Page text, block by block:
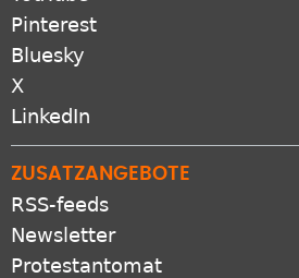
Pinterest
Bluesky
X
LinkedIn
ZUSATZANGEBOTE
RSS-feeds
Newsletter
Protestantomat